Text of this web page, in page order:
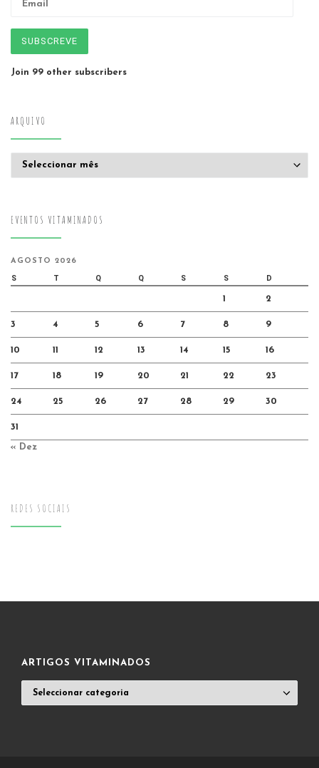
SUBSCREVE
Join 99 other subscribers
ARQUIVO
EVENTOS VITAMINADOS
AGOSTO 2026
S T Q Q S S D
1 2
3 4 5 6 7 8 9
10 11 12 13 14 15 16
17 18 19 20 21 22 23
24 25 26 27 28 29 30
31
« Dez
REDES SOCIAIS
ARTIGOS VITAMINADOS
VITAMINADOS